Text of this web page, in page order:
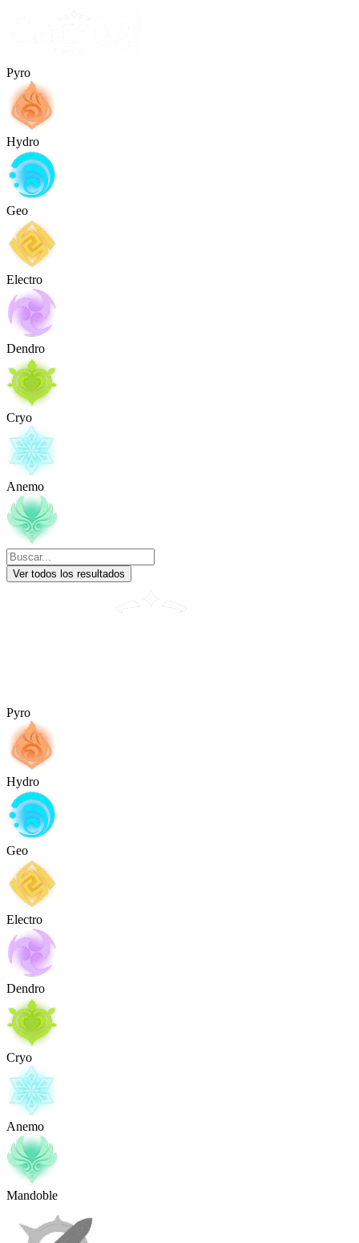
Pyro
Hydro
Geo
Electro
Dendro
Cryo
Anemo
Ver todos los resultados
Pyro
Hydro
Geo
Electro
Dendro
Cryo
Anemo
Mandoble